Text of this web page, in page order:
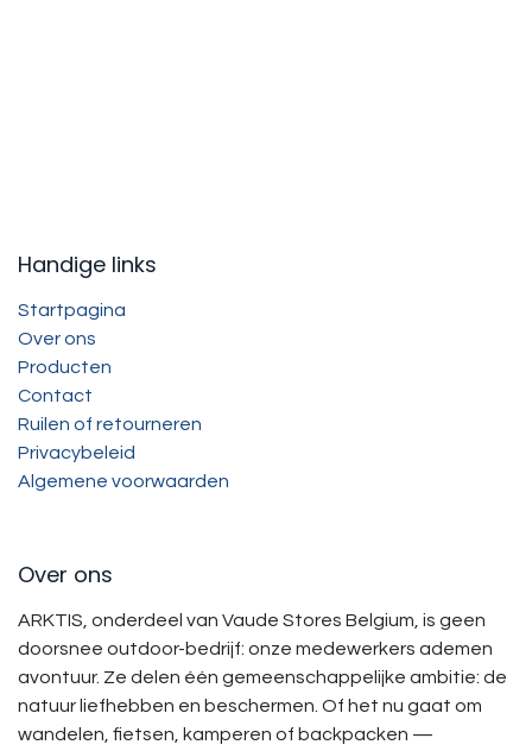
Handige links
Startpagina
Over ons
Producten
Contact
Ruilen of retourneren
Privacybeleid
Algemene voorwaarden
Over ons
ARKTIS, onderdeel van Vaude Stores Belgium, is geen
doorsnee outdoor-bedrijf: onze medewerkers ademen
avontuur. Ze delen één gemeenschappelijke ambitie: de
natuur liefhebben en beschermen. Of het nu gaat om
wandelen, fietsen, kamperen of backpacken —